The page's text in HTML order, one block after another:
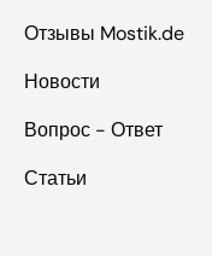
Отзывы Mostik.de
Новости
Вопрос - Ответ
Статьи